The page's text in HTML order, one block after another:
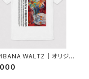
WALTZ｜オリジナ
トTシャツ